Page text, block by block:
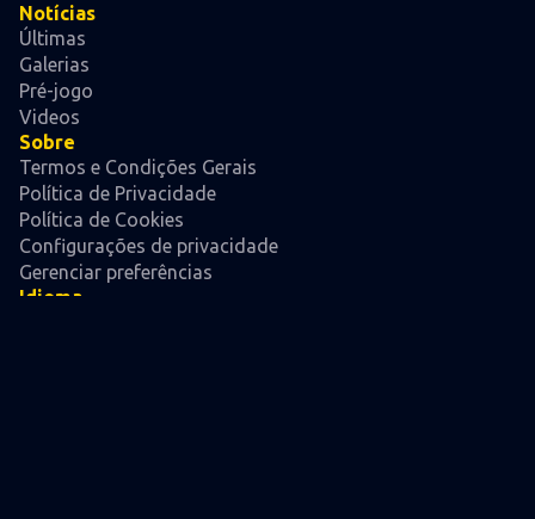
Notícias
Últimas
Galerias
Pré-jogo
Videos
Sobre
Termos e Condições Gerais
Política de Privacidade
Política de Cookies
Configurações de privacidade
Gerenciar preferências
Idioma